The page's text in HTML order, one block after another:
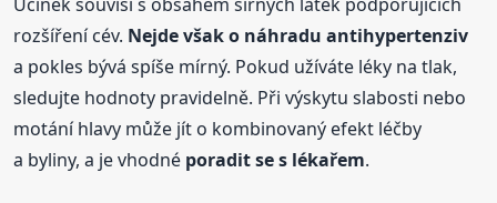
rozšíření cév. Nejde však o náhradu antihypertenziv
a pokles bývá spíše mírný. Pokud užíváte léky na tlak,
sledujte hodnoty pravidelně. Při výskytu slabosti nebo
motání hlavy může jít o kombinovaný efekt léčby
a byliny, a je vhodné poradit se s lékařem.